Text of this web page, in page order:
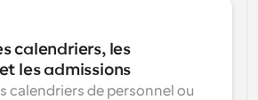
lorsque quelque chose se passe
calendriers, les
les admissions
calendriers de personnel ou